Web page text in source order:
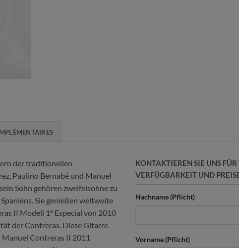
der traditionellen
Paulino Bernabé und Manuel
Sohn gehören zweifelsohne zu
Sie genießen weltweite
II Modell 1° Especial von 2010
der Contreras. Diese Gitarre
Contreras II 2011
KONTAKTIEREN SIE UNS
VERFÜGBARKEIT UND
Nachname (Pflicht)
Vorname (Pflicht)